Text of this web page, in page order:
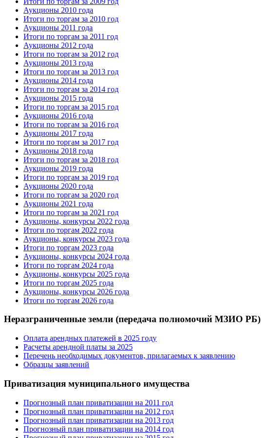
Аукционы 2010 года
Итоги по торгам за 2010 год
Аукционы 2011 года
Итоги по торгам за 2011 год
Аукционы 2012 года
Итоги по торгам за 2012 год
Аукционы 2013 года
Итоги по торгам за 2013 год
Аукционы 2014 года
Итоги по торгам за 2014 год
Аукционы 2015 года
Итоги по торгам за 2015 год
Аукционы 2016 года
Итоги по торгам за 2016 год
Аукционы 2017 года
Итоги по торгам за 2017 год
Аукционы 2018 года
Итоги по торгам за 2018 год
Аукционы 2019 года
Итоги по торгам за 2019 год
Аукционы 2020 года
Итоги по торгам за 2020 год
Аукционы 2021 года
Итоги по торгам за 2021 год
Аукционы, конкурсы 2022 года
Итоги по торгам 2022 года
Аукционы, конкурсы 2023 года
Итоги по торгам 2023 года
Аукционы, конкурсы 2024 года
Итоги по торгам 2024 года
Аукционы, конкурсы 2025 года
Итоги по торгам 2025 года
Аукционы, конкурсы 2026 года
Итоги по торгам 2026 года
Неразграниченные земли (передача полномочий МЗИО РБ)
Оплата арендных платежей в 2025 году
Расчеты арендной платы за 2025
Перечень необходимых документов, прилагаемых к заявлению
Образцы заявлений
Приватизация муниципального имущества
Прогнозный план приватизации на 2011 год
Прогнозный план приватизации на 2012 год
Прогнозный план приватизации на 2013 год
Прогнозный план приватизации на 2014 год